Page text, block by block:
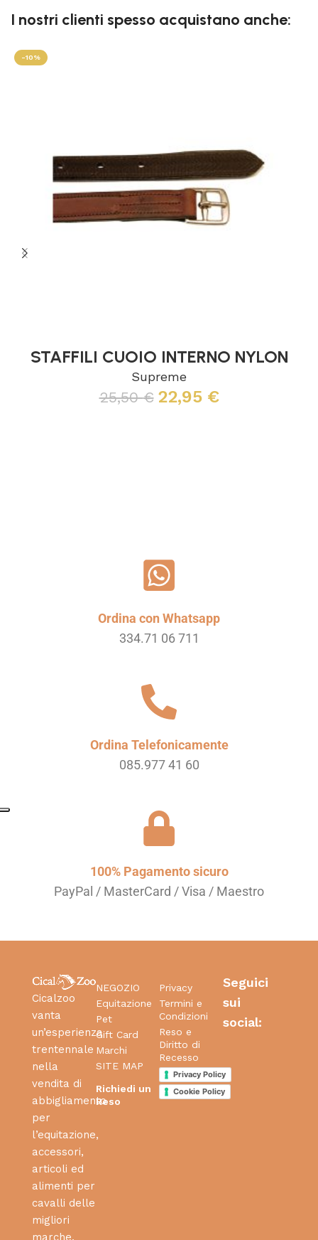
I nostri clienti spesso acquistano anche:
-10%
STAFFILI CUOIO INTERNO NYLON
Supreme
25,50€ 22,95 €
Ordina con Whatsapp
334.71 06 711
Ordina Telefonicamente
085.977 41 60
100% Pagamento sicuro
PayPal / MasterCard / Visa / Maestro
Cicalzoo
vanta
un’esperienza
trentennale
nella
vendita di
abbigliamento
per
l’equitazione,
accessori,
articoli ed
alimenti per
cavalli delle
migliori
marche.
NEGOZIO
Equitazione
Pet
Gift Card
Marchi
SITE MAP
Richiedi un
Reso
Privacy
Termini e
Condizioni
Reso e
Diritto di
Recesso
Privacy Policy
Cookie Policy
Seguici
sui
social: